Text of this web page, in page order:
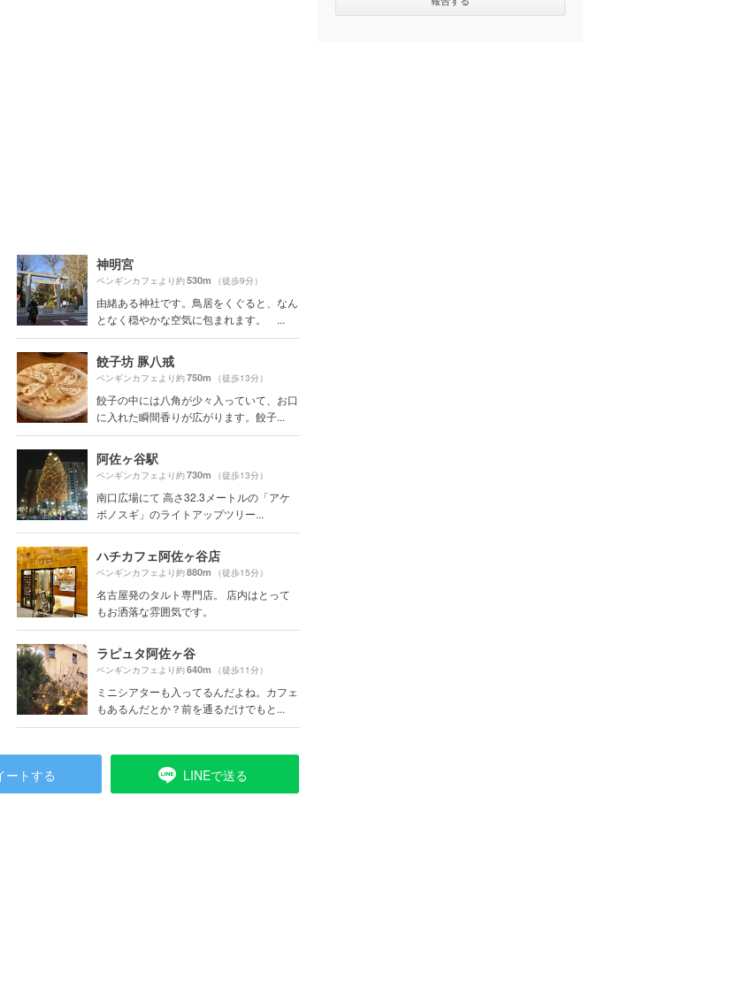
神明宮
ペンギンカフェより約530m （徒歩9分）
由緒ある神社です。鳥居をくぐると、なん
となく穏やかな空気に包まれます。 ...
餃子坊 豚八戒
ペンギンカフェより約750m （徒歩13分）
餃子の中には八角が少々入っていて、お口
に入れた瞬間香りが広がります。餃子...
阿佐ヶ谷駅
ペンギンカフェより約730m （徒歩13分）
南口広場にて 高さ32.3メートルの「アケ
ボノスギ」のライトアップツリー...
ハチカフェ阿佐ヶ谷店
ペンギンカフェより約880m （徒歩15分）
名古屋発のタルト専門店。 店内はとって
もお洒落な雰囲気です。
ラピュタ阿佐ヶ谷
ペンギンカフェより約640m （徒歩11分）
ミニシアターも入ってるんだよね。カフェ
もあるんだとか？前を通るだけでもと...
ートする LINEで送る